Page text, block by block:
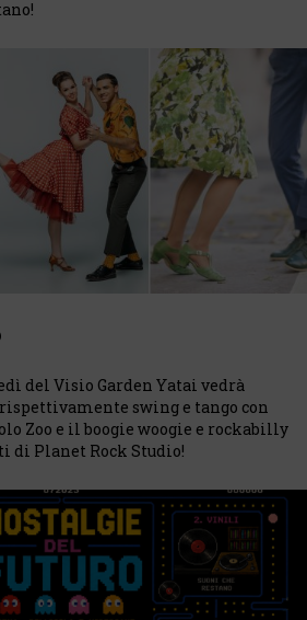
del Visio Garden Yatai vedrà
swing e tango con
Zoo e il boogie woogie e rockabilly
di Planet Rock Studio!